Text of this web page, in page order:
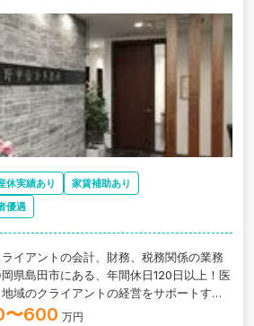
休実績あり
家賃補助あり
優遇
イアントの会計、財務、税務関係の業務
県島田市にある、年間休日120日以上！医
域のクライアントの経営をサポートする
〜600 万円